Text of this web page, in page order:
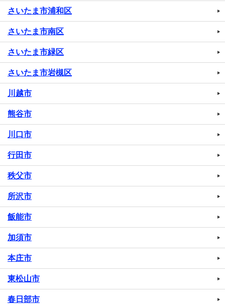
さいたま市浦和区
さいたま市南区
さいたま市緑区
さいたま市岩槻区
川越市
熊谷市
川口市
行田市
秩父市
所沢市
飯能市
加須市
本庄市
東松山市
春日部市